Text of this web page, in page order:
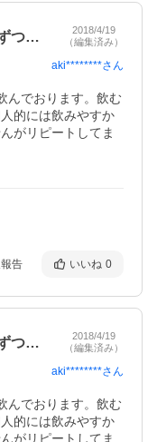
痛風に良いということで毎日1本ずつ飲ん…
2018/4/19
（編集済み）
aki********さん
んでおります。飲む
的には飲みやすか
がリピートしてま
告 いいね 0
痛風に良いということで毎日1本ずつ飲ん…
2018/4/19
（編集済み）
aki********さん
んでおります。飲む
的には飲みやすか
がリピートしてま